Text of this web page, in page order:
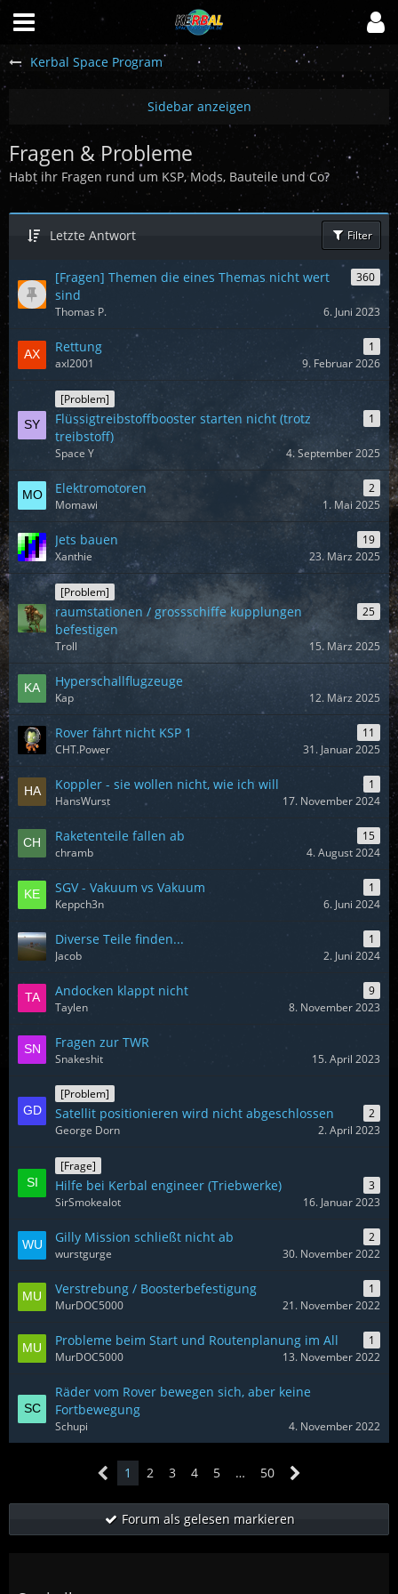
Kerbal Space Program
Fragen & Probleme
Habt ihr Fragen rund um KSP, Mods, Bauteile und Co?
Letzte Antwort Filter
[Fragen] Themen die eines Themas nicht wert
sind
360
Thomas P. 6. Juni 2023
Rettung
1
axl2001
9. Februar 2026
[Problem]
Flüssigtreibstoffbooster starten nicht (trotz
treibstoff)
1
Space Y 4. September 2025
Elektromotoren
2
Momawi
1. Mai 2025
Jets bauen
19
Xanthie
23. März 2025
[Problem]
raumstationen / grossschiffe kupplungen
befestigen
25
Troll 15. März 2025
Hyperschallflugzeuge
Kap 12. März 2025
Rover fährt nicht KSP 1
11
CHT.Power
31. Januar 2025
Koppler - sie wollen nicht, wie ich will
1
HansWurst
17. November 2024
Raketenteile fallen ab
15
chramb
4. August 2024
SGV - Vakuum vs Vakuum
1
Keppch3n
6. Juni 2024
Diverse Teile finden...
1
Jacob
2. Juni 2024
Andocken klappt nicht
9
Taylen
8. November 2023
Fragen zur TWR
Snakeshit 15. April 2023
[Problem]
Satellit positionieren wird nicht abgeschlossen
2
George Dorn
2. April 2023
[Frage]
Hilfe bei Kerbal engineer (Triebwerke)
3
SirSmokealot
16. Januar 2023
Gilly Mission schließt nicht ab
2
wurstgurge
30. November 2022
Verstrebung / Boosterbefestigung
1
MurDOC5000
21. November 2022
Probleme beim Start und Routenplanung im All
1
MurDOC5000
13. November 2022
Räder vom Rover bewegen sich, aber keine
Fortbewegung
Schupi 4. November 2022
1 2 3 4 5 … 50
Forum als gelesen markieren